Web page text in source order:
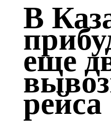
Кадыбаш
105,2 FM
Казан
91,5 FM
Кайбыч
106,1 FM
В
еще
рейса